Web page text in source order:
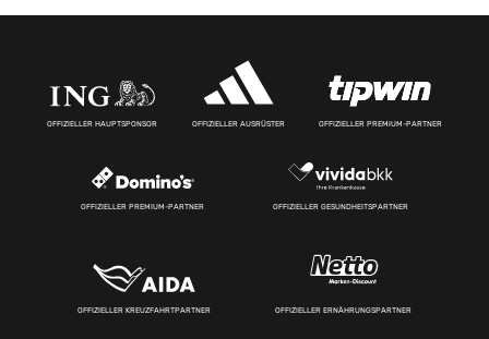
OFFIZIELLER HAUPTSPONSOR OFFIZIELLER AUSRÜSTER OFFIZIELLER PREMIUM-PARTNER
OFFIZIELLER PREMIUM-PARTNER OFFIZIELLER GESUNDHEITSPARTNER
OFFIZIELLER KREUZFAHRTPARTNER OFFIZIELLER ERNÄHRUNGSPARTNER